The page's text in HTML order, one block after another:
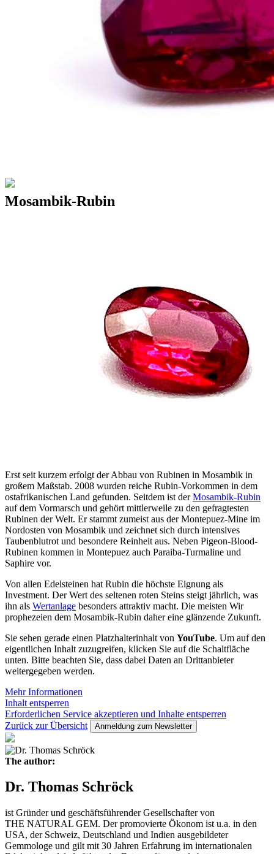
Mosambik-Rubin
Erst seit kurzem erfolgt der Abbau von Rubinen in Mosambik in
großem Maßstab. 2008 wurden reiche Rubin-Vorkommen in dem
ostafrikanischen Land gefunden. Seitdem ist derMosambik-Rubin
auf dem Vormarsch und gehört mittlerweile zu den gefragtesten
Rubinen der Welt. Er stammt zumeist aus der Montepuez-Mine im
Nordosten von Mosambik und zeichnet sich durch intensives
Taubenblutrot und besondere Reinheit aus. Neben Pigeon-Blood-
Rubinen kommen in Montepuez auch Paraiba-Turmaline und
Saphire vor.
Von allen Edelsteinen hat Rubin die höchste Eignung als
Investment. Der Wert des seltenen roten Steins steigt jährlich, was
ihn als Wertanlage besonders attraktiv macht. Die meisten Wir
prophezeien dem Mosambik-Rubin daher eine glänzende Zukunft.
Sie sehen gerade einen Platzhalterinhalt von YouTube. Um auf den
eigentlichen Inhalt zuzugreifen, klicken Sie auf die Schaltfläche
unten. Bitte beachten Sie, dass dabei Daten an Drittanbieter
weitergegeben werden.
Mehr Informationen
Inhalt entsperren
Erforderlichen Service akzeptieren und Inhalte entsperren
Zurück zur Übersicht
Anmeldung zum Newsletter
The author:
Dr. Thomas Schröck
ist Gründer und geschäftsführender Gesellschafter von
THE NATURAL GEM. Der promovierte Ökonom ist u.a. in den
USA, der Schweiz, Deutschland und Indien ausgebildeter
Gemmologe und gilt mit 30 Jahren Erfahrung im internationalen